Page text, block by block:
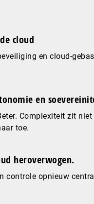
cloud
en cloud-
en
Complexiteit zit
toe.
heroverwogen.
controle opnieuw